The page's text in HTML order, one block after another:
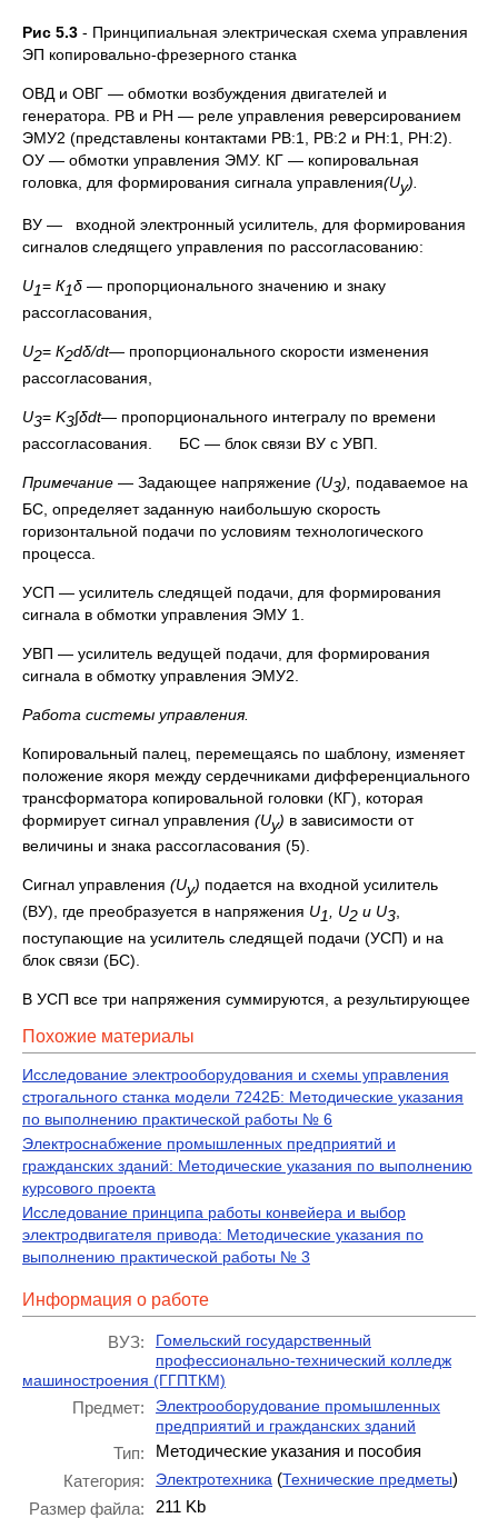
Рис 5.3 - Принципиальная электрическая схема управления
ЭП копировально-фрезерного станка
ОВД и ОВГ — обмотки возбуждения двигателей и
генератора. РВ и РН — реле управления реверсированием
ЭМУ2 (представлены контактами РВ:1, РВ:2 и РН:1, РН:2).
ОУ — обмотки управления ЭМУ. КГ — копировальная
головка, для формирования сигнала управления(Uy).
ВУ — входной электронный усилитель, для формирования
сигналов следящего управления по рассогласованию:
U1= К1δ — пропорционального значению и знаку
рассогласования,
U2= К2dδ/dt— пропорционального скорости изменения
рассогласования,
U3= K3∫δdt— пропорционального интегралу по времени
рассогласования. БС — блок связи ВУ с УВП.
Примечание — Задающее напряжение (U3), подаваемое на
БС, определяет заданную наибольшую скорость
горизонтальной подачи по условиям технологического
процесса.
УСП — усилитель следящей подачи, для формирования
сигнала в обмотки управления ЭМУ 1.
УВП — усилитель ведущей подачи, для формирования
сигнала в обмотку управления ЭМУ2.
Работа системы управления.
Копировальный палец, перемещаясь по шаблону, изменяет
положение якоря между сердечниками дифференциального
трансформатора копировальной головки (КГ), которая
формирует сигнал управления (Uy) в зависимости от
величины и знака рассогласования (5).
Сигнал управления (Uy) подается на входной усилитель
(ВУ), где преобразуется в напряжения U1 U2 и U3
поступающие на усилитель следящей подачи (УСП) и на
блок связи (БС).
В УСП все три напряжения суммируются, а результирующее
Похожие материалы
Исследование электрооборудования и схемы управления
строгального станка модели 7242Б: Методические указания
по выполнению практической работы № 6
Электроснабжение промышленных предприятий и
гражданских зданий: Методические указания по выполнению
курсового проекта
Исследование принципа работы конвейера и выбор
электродвигателя привода: Методические указания по
выполнению практической работы № 3
Информация о работе
ВУЗ:
Гомельский государственный
профессионально-технический колледж
машиностроения (ГГПТКМ)
Предмет:
Электрооборудование промышленных
предприятий и гражданских зданий
Тип:
Методические указания и пособия
Категория:
Электротехника (Технические предметы)
Размер файла:
211 Kb